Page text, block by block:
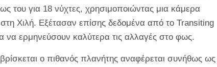
του για 18 νύχτες, χρησιμοποιώντας μια κάμερα
Χιλή. Εξέτασαν επίσης δεδομένα από το Transiting
να ερμηνεύσουν καλύτερα τις αλλαγές στο φως.
ο πιθανός πλανήτης αναφέρεται συνήθως ως